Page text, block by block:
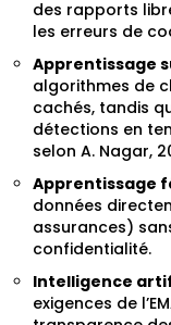
des rapports
les erreurs de
Apprentissage
algorithmes de
cachés, tandis
détections en
selon A. Nagar,
Apprentissage
données
assurances)
confidentialité.
Intelligence
exigences de